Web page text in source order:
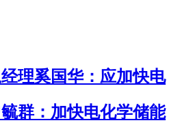
理奚国华：应加快电
群：加快电化学储能